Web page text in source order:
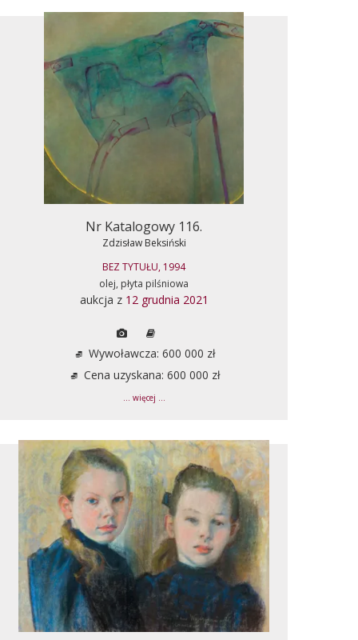
Nr Katalogowy 116.
Zdzisław Beksiński
BEZ TYTUŁU, 1994
olej, płyta pilśniowa
aukcja z 12 grudnia 2021
Wywoławcza: 600 000 zł
Cena uzyskana: 600 000 zł
... więcej ...